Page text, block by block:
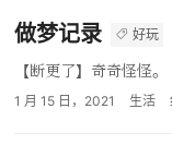
做梦记录 好玩
【断更了】奇奇怪怪。
1 月 15 日，2021 生活